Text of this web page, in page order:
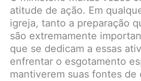
atitude de ação. Em
igreja, tanto a preparação
são extremamente
que se dedicam a essas
enfrentar o esgotamento
mantiverem suas fontes de